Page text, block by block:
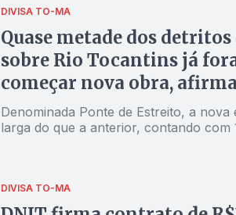
DIVISA TO-MA
Quase metade dos
sobre Rio Tocantins já
começar nova obra,
Denominada Ponte de Estreito, a
larga do que a anterior, contando com
DIVISA TO-MA